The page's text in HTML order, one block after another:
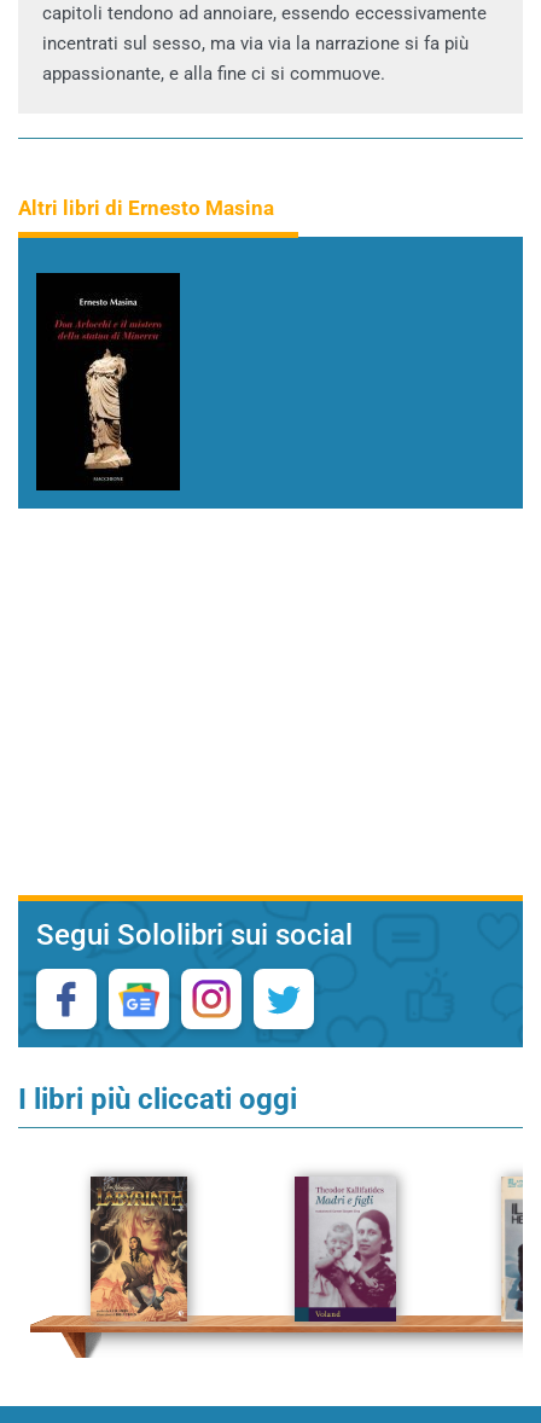
capitoli tendono ad annoiare, essendo eccessivamente
incentrati sul sesso, ma via via la narrazione si fa più
appassionante, e alla fine ci si commuove.
Altri libri di Ernesto Masina
Segui Sololibri sui social
I libri più cliccati oggi